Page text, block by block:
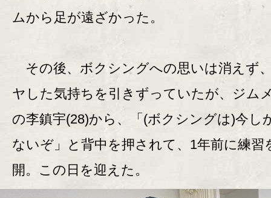
ムから足が遠ざかった。
その後、ボクシングへの思いは消えず
ヤした気持ちを引きずっていたが、ジム
の李鎮宇(28)から、「(ボクシングは)今し
ないぞ」と背中を押されて、1年前に練習
開。この日を迎えた。